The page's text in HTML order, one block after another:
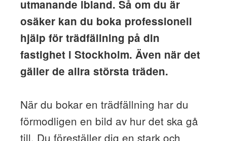
utmanande ibland. Så om du är
osäker kan du boka professionell
hjälp för trädfällning på din
fastighet i Stockholm. Även när det
gäller de allra största träden.
När du bokar en trädfällning har du
förmodligen en bild av hur det ska gå
till. Du föreställer dig en stark och